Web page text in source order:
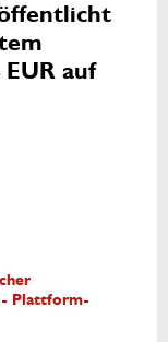
auf
- Plattform-